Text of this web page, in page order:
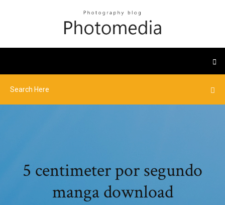
5 centimeter por segundo
manga download